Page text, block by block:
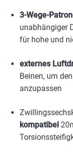
3-Wege-
unabhängiger
für hohe und
externes
Beinen, um
anzupassen
kompatibel